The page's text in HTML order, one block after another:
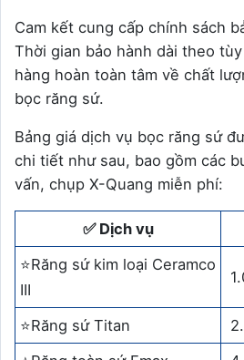
Cam kết cung cấp chính sách
Thời gian bảo hành dài theo
hàng hoàn toàn tâm về chất
bọc răng sứ.
Bảng giá dịch vụ bọc răng sứ
chi tiết như sau, bao gồm các
vấn, chụp X-Quang miễn phí:
✅ Dịch vụ
⭐Răng sứ kim loại Ceramco
III
⭐Răng sứ Titan